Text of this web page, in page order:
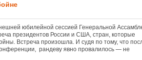
юбилейной сессией Генеральной
президентов России и США, стран, которые
Встреча произошла. И судя по тому, что
рандеву явно провалилось — не